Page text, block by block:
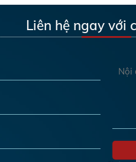
Liên hệ ngay với